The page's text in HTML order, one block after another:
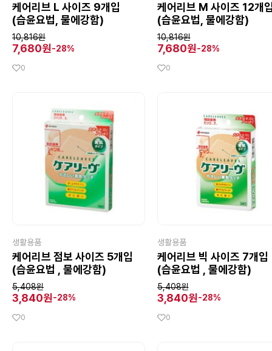
케어리브 L 사이즈 9개입
(습윤요법, 물에강함)
10,816원
7,680원-28%
0
케어리브 M 사이즈 12개
(습윤요법, 물에강함)
10,816원
7,680원-28%
0
생활용품
케어리브 점보 사이즈 5개입
(습윤요법 , 물에강함)
5,408원
3,840원-28%
0
생활용품
케어리브 빅 사이즈 7개입
(습윤요법 , 물에강함)
5,408원
3,840원-28%
0